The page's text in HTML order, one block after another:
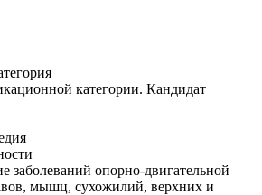
категории. Кандидат
заболеваний опорно-двигательной
мышц, сухожилий, верхних и